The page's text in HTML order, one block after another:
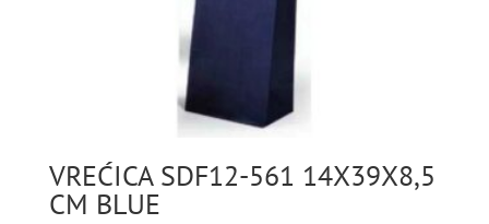
VREĆICA SDF12-561 14X39X8,5
CM BLUE